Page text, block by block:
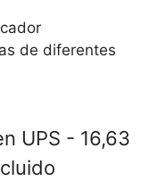
de diferentes
UPS - 16,63